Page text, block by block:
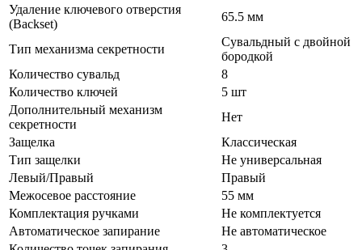
Удаление ключевого отверстия
(Backset)
65.5 мм
Тип механизма секретности
Сувальдный с двойной
бородкой
Количество сувальд
8
Количество ключей
5 шт
Дополнительный механизм
секретности
Нет
Защелка
Классическая
Тип защелки
Не универсальная
Левый/Правый
Правый
Межосевое расстояние
55 мм
Комплектация ручками
Не комплектуется
Автоматическое запирание
Не автоматическое